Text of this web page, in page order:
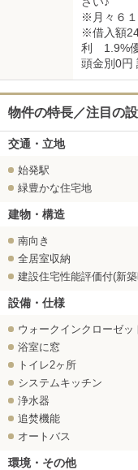
※月々６
※借入額
利 1.9%
頭金別0円
物件の特長／注目の
交通・立地
始発駅
緑豊かな住宅地
建物・構造
南向き
全居室収納
建設住宅性能評価付(新
設備・仕様
ウォークインクローゼッ
浴室に窓
トイレ2ヶ所
システムキッチン
浄水器
追焚機能
オートバス
環境・その他